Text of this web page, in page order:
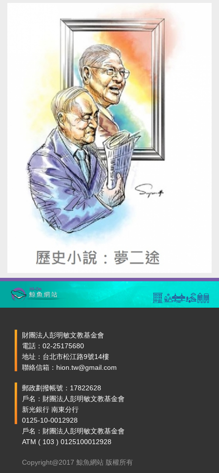
財團法人彭明敏文教基金會
電話：02-25175680
地址：台北市松江路9號14樓
聯絡信箱：hion.tw@gmail.com
郵政劃撥帳號：17822628
戶名：財團法人彭明敏文教基金會
新光銀行 南東分行
0125-10-0012928
戶名：財團法人彭明敏文教基金會
ATM ( 103 ) 0125100012928
Copyright@2017 鯨魚網站 版權所有